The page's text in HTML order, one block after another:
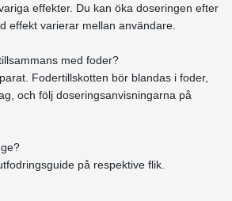
effekter. Du kan öka doseringen efter
effekt varierar mellan användare.
med foder?
Fodertillskotten bör blandas i foder,
och följ doseringsanvisningarna på
på respektive flik.